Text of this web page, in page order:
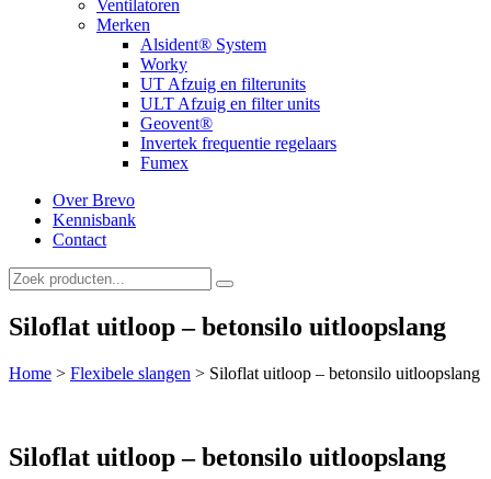
Ventilatoren
Merken
Alsident® System
Worky
UT Afzuig en filterunits
ULT Afzuig en filter units
Geovent®
Invertek frequentie regelaars
Fumex
Over Brevo
Kennisbank
Contact
Siloflat uitloop – betonsilo uitloopslang
Home > Flexibele slangen > Siloflat uitloop – betonsilo uitloopslang
Siloflat uitloop – betonsilo uitloopslang